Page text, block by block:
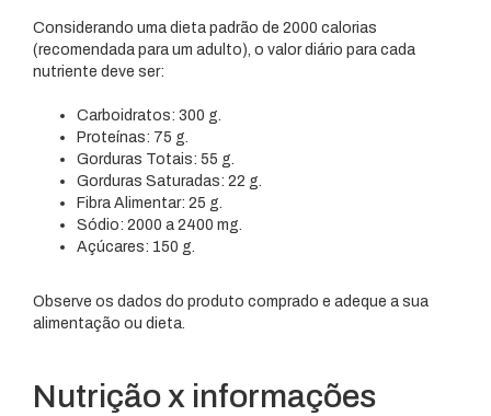
Considerando uma dieta padrão de 2000 calorias
(recomendada para um adulto), o valor diário para cada
nutriente deve ser:
Carboidratos: 300 g.
Proteínas: 75 g.
Gorduras Totais: 55 g.
Gorduras Saturadas: 22 g.
Fibra Alimentar: 25 g.
Sódio: 2000 a 2400 mg.
Açúcares: 150 g.
Observe os dados do produto comprado e adeque a sua
alimentação ou dieta.
Nutrição x informações